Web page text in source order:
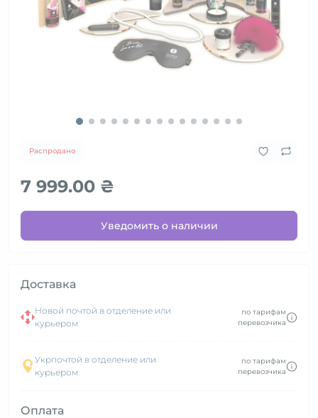
Распродано
7 999.00 ₴
Уведомить о наличии
Доставка
Новой почтой в отделение или
курьером
по тарифам
перевозчика
Укрпочтой в отделение или
курьером
по тарифам
перевозчика
Оплата